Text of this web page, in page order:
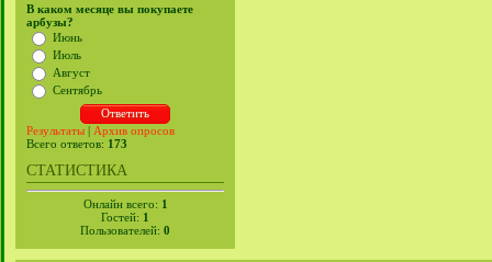
В каком месяце вы покупаете
арбузы?
Июнь
Июль
Август
Сентябрь
Результаты | Архив опросов
Всего ответов: 173
СТАТИСТИКА
Онлайн всего: 1
Гостей: 1
Пользователей: 0